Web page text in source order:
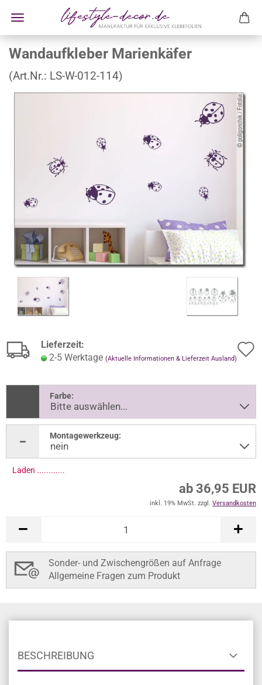
Wandaufkleber Marienkäfer
(Art.Nr.: LS-W-012-114)
Lieferzeit:
2-5 Werktage (Aktuelle Informationen & Lieferzeit Ausland)
Farbe:
Montagewerkzeug:
Laden .............
ab 36,95 EUR
inkl. 19% MwSt. zzgl. Versandkosten
Sonder- und Zwischengrößen auf Anfrage
Allgemeine Fragen zum Produkt
BESCHREIBUNG